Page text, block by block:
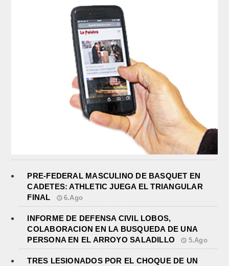
PRE-FEDERAL MASCULINO DE BASQUET EN
CADETES: ATHLETIC JUEGA EL TRIANGULAR
FINAL
6.Ago
INFORME DE DEFENSA CIVIL LOBOS,
COLABORACION EN LA BUSQUEDA DE UNA
PERSONA EN EL ARROYO SALADILLO
5.Ago
TRES LESIONADOS POR EL CHOQUE DE UN